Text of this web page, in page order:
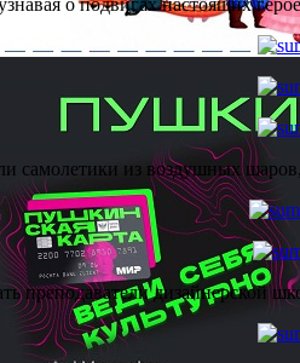
о подвигах настоящих
самолетики из воздушных
преподаватели дизайнерской